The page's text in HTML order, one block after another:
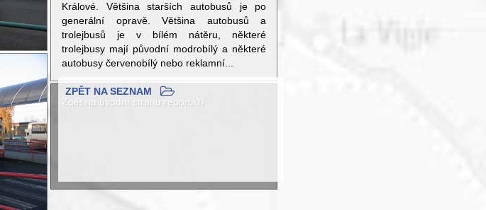
Králové. Většina starších autobusů je po
generální opravě. Většina autobusů a
trolejbusů je v bílém nátěru, některé
trolejbusy mají původní modrobílý a některé
autobusy červenobílý nebo reklamní...
Zpět na úvodní stranu reportáží
ZPĚT NA SEZNAM